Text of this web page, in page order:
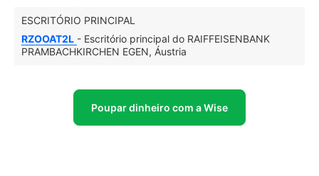
ESCRITÓRIO PRINCIPAL
RZOOAT2L - Escritório principal do RAIFFEISENBANK
PRAMBACHKIRCHEN EGEN, Áustria
Poupar dinheiro com a Wise